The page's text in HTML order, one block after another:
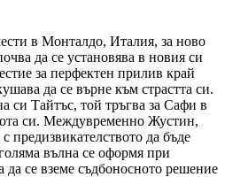
в Монталдо, Италия, за ново
да се установява в новия си
за перфектен прилив край
да се върне към страстта си.
си Тайтъс, той тръгва за Сафи в
си. Междувременно Жустин,
предизвикателството да бъде
вълна се оформя при
да се вземе съдбоносното решение